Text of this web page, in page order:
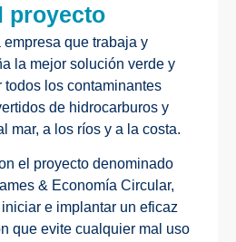
proyecto
empresa que trabaja y
la mejor solución verde y
los contaminantes
de hidrocarburos y
mar, a los ríos y a la costa.
el proyecto denominado
& Economía Circular,
e implantar un eficaz
que evite cualquier mal uso